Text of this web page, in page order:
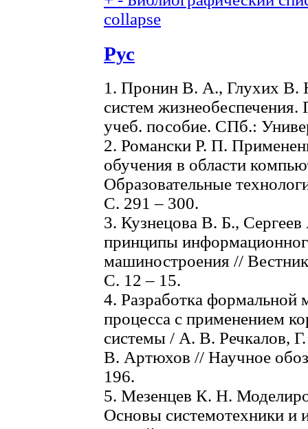
collapse
Рус
1. Пронин В. А., Глухих
систем
учеб. пособие. СПб.:
2. Романски Р. П.
обучения в области
Образовательные
С. 291 – 300.
3. Кузнецова В. Б.,
принципы
машиностроения //
С. 12 – 15.
4. Разработка формальной
процесса с применением
системы / А. В. Речкалов,
В. Артюхов // Научное
196.
5. Мезенцев К. Н.
Основы системотехники и